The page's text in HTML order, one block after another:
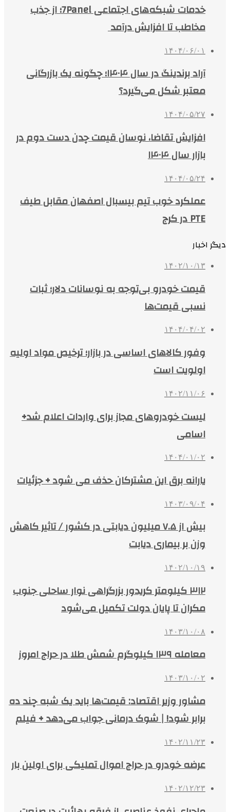
خدمات شبکه‌های اجتماعی 7Panel؛ از جذب
مخاطب تا افزایش درآمد
۱۴۰۴/۰۶/۰۱
آراد برندینگ در سال ۱۴۰۴؛ چگونه یک بازرگانی
معتبر شکل می‌گیرد؟
۱۴۰۴/۰۵/۲۷
افزایش تقاضا، نوسان قیمت چدن دست دوم در
بازار سال ۱۴۰۴
۱۴۰۴/۰۵/۲۴
عملکرد خوب تیم بیسبال اصفهان مقابل طیف
PTE در کرج
دیگر اخبار
۱۴۰۲/۱۰/۱۳
قیمت خودرو بی‌توجه به نوسانات دلار؛ ثبات
نسبی قیمت‌ها
۱۴۰۴/۰۴/۰۲
وفور کالاهای اساسی در بازار؛ ترخیص مواد اولیه
اولویت است
۱۴۰۲/۱۱/۰۶
لیست خودروهای مجاز برای واردات اعلام شد+
اسامی
۱۴۰۴/۰۱/۰۲
یارانه برق این مشترکان حذف می شود + جزئیات
۱۴۰۳/۰۹/۰۴
بیش از ۷.۵ میلیون دیابتی در کشور / تاثیر کاهش
وزن بر بیماری دیابت
۱۴۰۲/۱۰/۱۹
۳۱۲ کیلومتر کریدور بزرگراهی نوار ساحلی جنوب
مکران تا پایان دولت تکمیل می‌شود
۱۴۰۳/۱۰/۰۸
معامله ۱۳۹ کیلوگرم شمش طلا در حراج امروز
۱۴۰۳/۱۰/۰۲
مشاور وزیر اقتصاد: قیمت‌ها باید یک شبه چند ده
برابر شود! | شوک درمانی جواب می‌دهد + فیلم
۱۴۰۲/۱۱/۲۳
عرضه خودرو در حراج اموال تملیکی برای اولین بار
۱۴۰۲/۱۲/۲۳